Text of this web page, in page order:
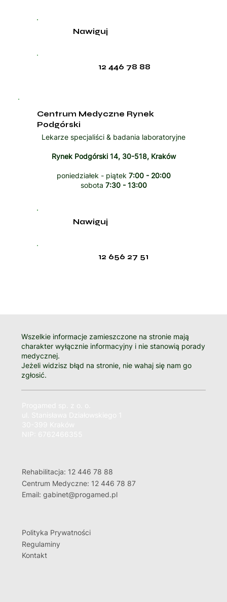
12 446 78 88
Nawiguj
Centrum Medyczne Rynek
Podgórski
Lekarze specjaliści & badania laboratoryjne
Rynek Podgórski 14, 30-518, Kraków
poniedziałek - piątek 7:00 - 20:00
sobota 7:30 - 13:00
12 656 27 51
Nawiguj
Wszelkie informacje zamieszczone na stronie mają
charakter wyłącznie informacyjny i nie stanowią porady
medycznej.
Jeżeli widzisz błąd na stronie, nie wahaj się nam go
zgłosić.
Rehabilitacja: 12 446 78 88
Centrum Medyczne: 12 446 78 87
Email: gabinet@progamed.pl
Polityka Prywatności
Regulaminy
Kontakt